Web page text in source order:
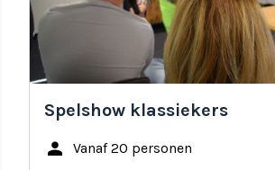
Spelshow klassiekers
person Vanaf 20 personen